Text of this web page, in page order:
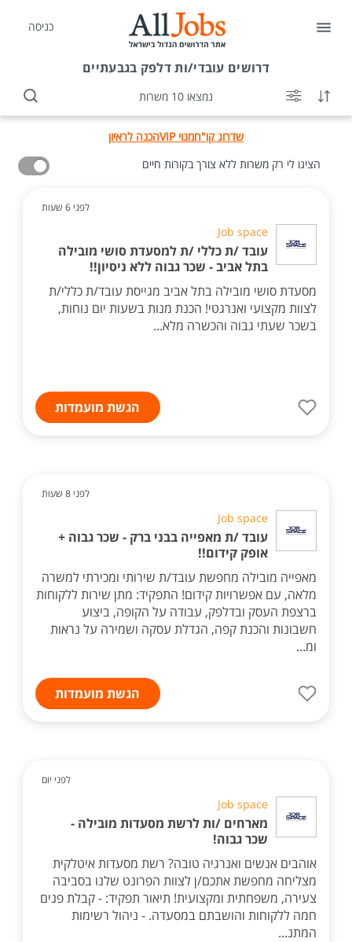
כניסה
דרושים עובדי/ות דלפק בגבעתיים
נמצאו 10 משרות
שדרוג קו"חמנוי VIP
הכנה לראיון
הציגו לי רק משרות ללא צורך בקורות חיים
לפני 6 שעות
Job space
עובד /ת כללי /ת למסעדת סושי מובילה
בתל אביב - שכר גבוה ללא ניסיון!!
מסעדת סושי מובילה בתל אביב מגייסת עובד/ת כללי/ת
לצוות מקצועי ואנרגטי! הכנת מנות בשעות יום נוחות,
בשכר שעתי גבוה והכשרה מלא...
הגשת מועמדות
לפני 8 שעות
Job space
עובד /ת מאפייה בבני ברק - שכר גבוה +
אופק קידום!!
מאפייה מובילה מחפשת עובד/ת שירותי ומכירתי למשרה
מלאה, עם אפשרויות קידום! התפקיד: מתן שירות ללקוחות
ברצפת העסק ובדלפק, עבודה על הקופה, ביצוע
חשבונות והכנת קפה, הגדלת עסקה ושמירה על נראות
ומ...
הגשת מועמדות
לפני יום
Job space
מארחים /ות לרשת מסעדות מובילה -
שכר גבוה!
אוהבים אנשים ואנרגיה טובה? רשת מסעדות איטלקית
מצליחה מחפשת אתכם/ן לצוות הפרונט שלנו בסביבה
צעירה, משפחתית ומקצועית! תיאור תפקיד: - קבלת פנים
חמה ללקוחות והושבתם במסעדה. - ניהול רשימות
המתנ...